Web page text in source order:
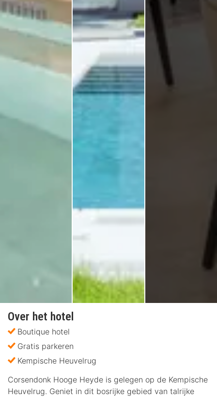
Over het hotel
Boutique hotel
Gratis parkeren
Kempische Heuvelrug
Corsendonk Hooge Heyde is gelegen op de Kempische
Heuvelrug. Geniet in dit bosrijke gebied van talrijke